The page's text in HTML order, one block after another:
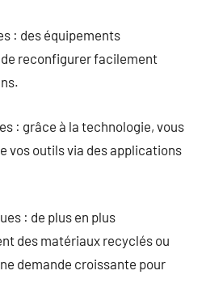
: des équipements
reconfigurer facilement
: grâce à la technologie, vous
vos outils via des applications
: de plus en plus
des matériaux recyclés ou
demande croissante pour